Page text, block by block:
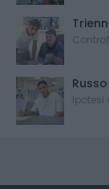
Ipotesi